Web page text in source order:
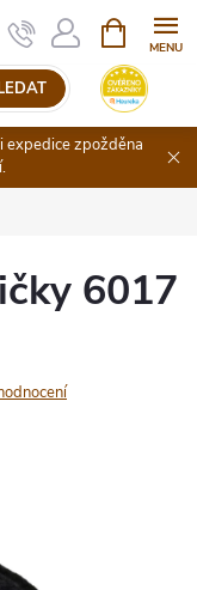
NÁKUPNÍ
KOŠÍK
expedice zpožděna
6017